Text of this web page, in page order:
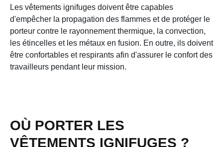
Les vêtements ignifuges doivent être capables
d'empêcher la propagation des flammes et de protéger le
porteur contre le rayonnement thermique, la convection,
les étincelles et les métaux en fusion. En outre, ils doivent
être confortables et respirants afin d'assurer le confort des
travailleurs pendant leur mission.
OÙ PORTER LES
VÊTEMENTS IGNIFUGES ?